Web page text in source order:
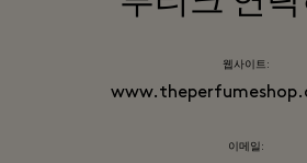
웹사이트:
이메일: